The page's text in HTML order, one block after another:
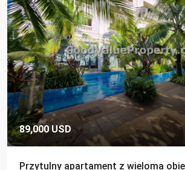
89,000 USD
Przytulny apartament z wieloma